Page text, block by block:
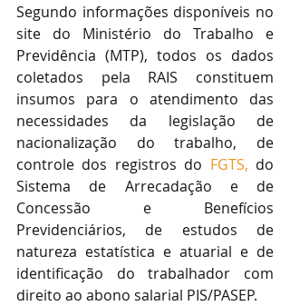
Segundo informações disponíveis no
site do Ministério do Trabalho e
Previdência (MTP), todos os dados
coletados pela RAIS constituem
insumos para o atendimento das
necessidades da legislação de
nacionalização do trabalho, de
controle dos registros do FGTS, do
Sistema de Arrecadação e de
Concessão e Benefícios
Previdenciários, de estudos de
natureza estatística e atuarial e de
identificação do trabalhador com
direito ao abono salarial PIS/PASEP.